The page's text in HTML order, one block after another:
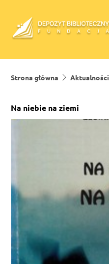
Strona główna Aktualności
Na niebie na ziemi